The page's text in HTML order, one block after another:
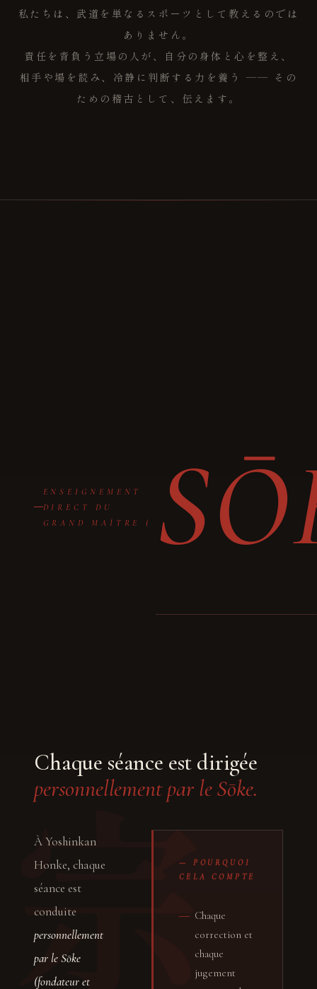
私たちは、武道を単なるスポーツとして教えるのでは
ありません。
責任を背負う立場の人が、自分の身体と心を整え、
相手や場を読み、冷静に判断する力を養う ―― その
ための稽古として、伝えます。
宗
ENSEIGNEMENT
DIRECT DU
GRAND MAÎTRE (
Chaque séance est dirigée
personnellement par le Sōke.
À Yoshinkan
Honke, chaque
séance est
conduite
personnellement
par le Sōke
(fondateur et
— POURQUOI
CELA COMPTE
― Chaque
correction et
chaque
jugement